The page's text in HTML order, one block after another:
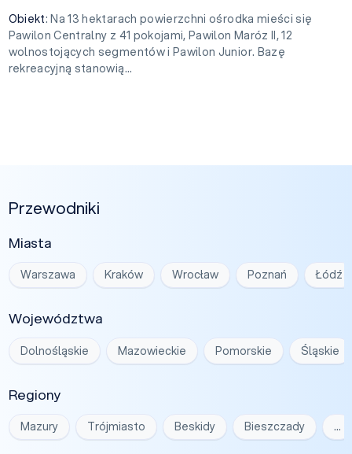
Obiekt: Na 13 hektarach powierzchni ośrodka mieści się
Pawilon Centralny z 41 pokojami, Pawilon Maróz II, 12
wolnostojących segmentów i Pawilon Junior. Bazę
rekreacyjną stanowią...
Przewodniki
Miasta
Warszawa Kraków Wrocław Poznań Łódź
Województwa
Dolnośląskie Mazowieckie Pomorskie Śląskie
Regiony
Mazury Trójmiasto Beskidy Bieszczady …